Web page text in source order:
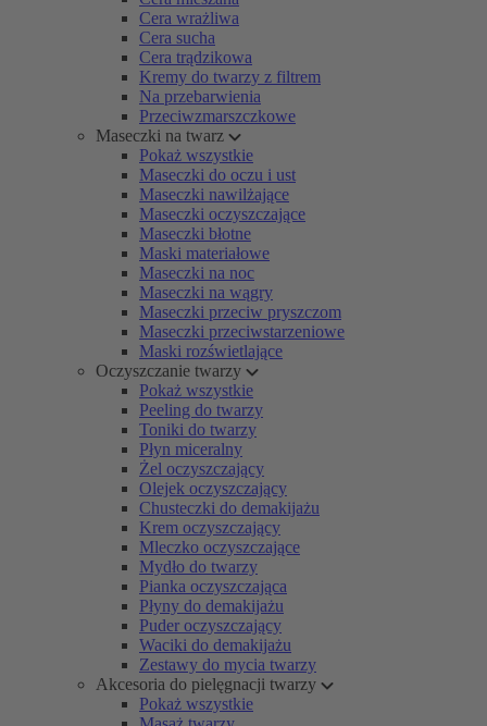
Cera wrażliwa
Cera sucha
Cera trądzikowa
Kremy do twarzy z filtrem
Na przebarwienia
Przeciwzmarszczkowe
Maseczki na twarz
Pokaż wszystkie
Maseczki do oczu i ust
Maseczki nawilżające
Maseczki oczyszczające
Maseczki błotne
Maski materiałowe
Maseczki na noc
Maseczki na wągry
Maseczki przeciw pryszczom
Maseczki przeciwstarzeniowe
Maski rozświetlające
Oczyszczanie twarzy
Pokaż wszystkie
Peeling do twarzy
Toniki do twarzy
Płyn miceralny
Żel oczyszczający
Olejek oczyszczający
Chusteczki do demakijażu
Krem oczyszczający
Mleczko oczyszczające
Mydło do twarzy
Pianka oczyszczająca
Płyny do demakijażu
Puder oczyszczający
Waciki do demakijażu
Zestawy do mycia twarzy
Akcesoria do pielęgnacji twarzy
Pokaż wszystkie